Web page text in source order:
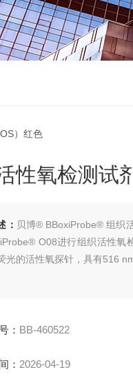
）红色
性氧检测试
： 贝博® BBoxiProbe® 组织
O08进行组织活性氧
光的活性氧探针，具有516
： BB-460522
： 2026-04-19